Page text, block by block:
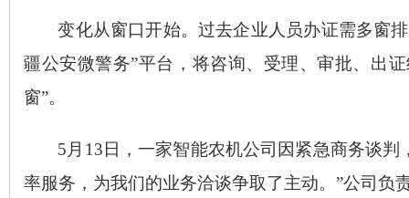
变化从窗口开始。过去企业人员办证需多窗
疆公安微警务”平台，将咨询、受理、审批、出
窗”。
5月13日，一家智能农机公司因紧急商务谈
率服务，为我们的业务洽谈争取了主动。”公司负